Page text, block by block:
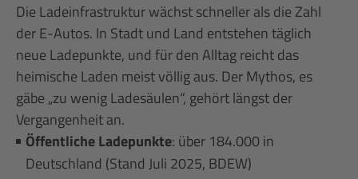
Die Ladeinfrastruktur wächst schneller als die Zahl
der E-Autos. In Stadt und Land entstehen täglich
neue Ladepunkte, und für den Alltag reicht das
heimische Laden meist völlig aus. Der Mythos, es
gäbe „zu wenig Ladesäulen“, gehört längst der
Vergangenheit an.
Öffentliche Ladepunkte: über 184.000 in
Deutschland (Stand Juli 2025, BDEW)